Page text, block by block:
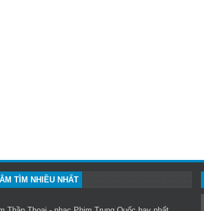
TÌM NHIỀU NHẤT